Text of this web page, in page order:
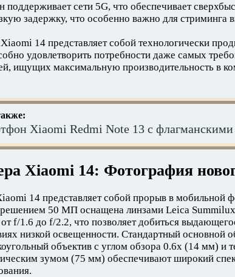
поддерживает сети 5G, что обеспечивает
задержку, что особенно важно для стриминга
14 представляет собой технологически
удовлетворить потребности даже самых
ищущих максимальную производительность в
Xiaomi Redmi Note 13 с
Xiaomi 14: Фотография
14 представляет собой прорыв в мобильной
50 МП оснащена линзами Leica
f/1.6 до f/2.2, что позволяет добиться
низкой освещенности. Стандартный основной
объектив с углом обзора 0.6x (14 мм) и
зумом (75 мм) обеспечивают широкий